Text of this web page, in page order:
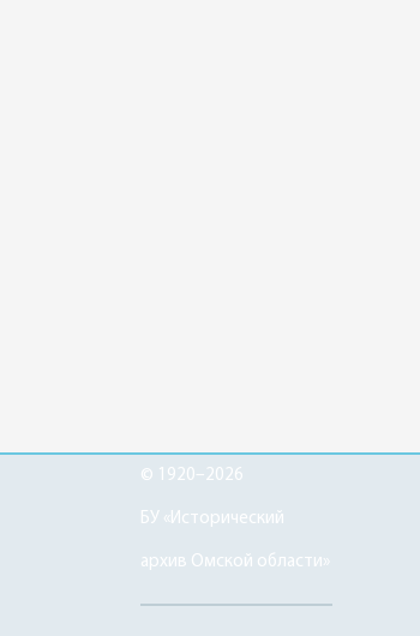
© 1920–2026
БУ «Исторический
архив Омской области»